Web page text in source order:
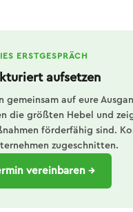
ERSTGESPRÄCH
aufsetzen
gemeinsam auf eure
die größten Hebel und
förderfähig sind.
zugeschnitten.
vereinbaren →